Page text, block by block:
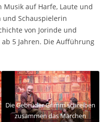
auf Harfe, Laute und
und Schauspielerin
von Jorinde und
5 Jahren. Die Aufführung
Die Gebrüder Grimm schreiben
zusammen das Märchen